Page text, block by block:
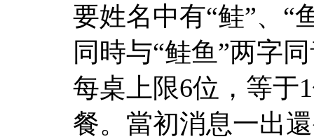
要姓名中有“鲑”、“
同時与“鲑鱼”两字
每桌上限6位，等于
餐。當初消息一出